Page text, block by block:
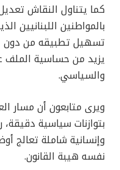
بالمواطنين اللبنانيين
تسهيل تطبيقه من دون
يزيد من حساسية الملف
والسياسي.
ويرى متابعون أن مسار
بتوازنات سياسية دقيقة،
وإنسانية شاملة تعالج
نفسه هيبة القانون.